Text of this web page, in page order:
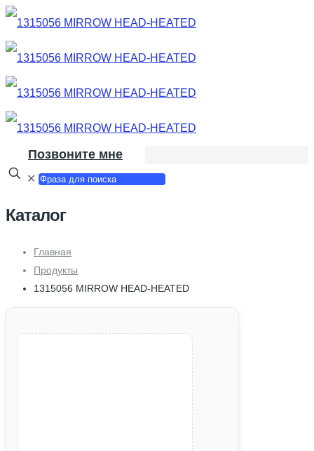
Позвоните мне
✕
Каталог
Главная
Продукты
1315056 MIRROW HEAD-HEATED